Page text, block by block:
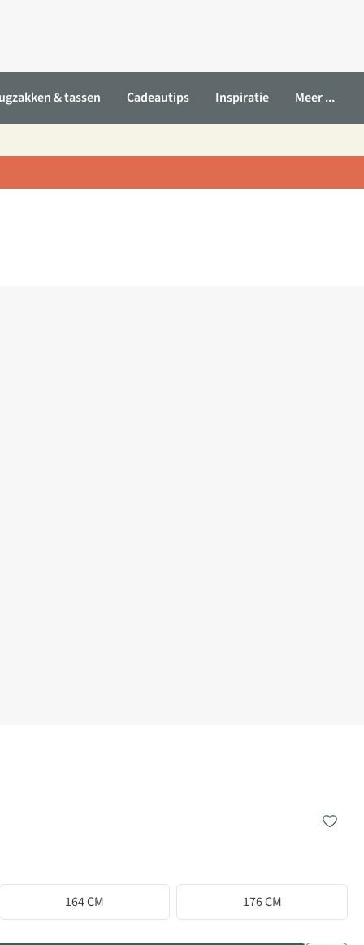
& tassen Cadeautips Inspiratie Meer ...
164 CM 176 CM